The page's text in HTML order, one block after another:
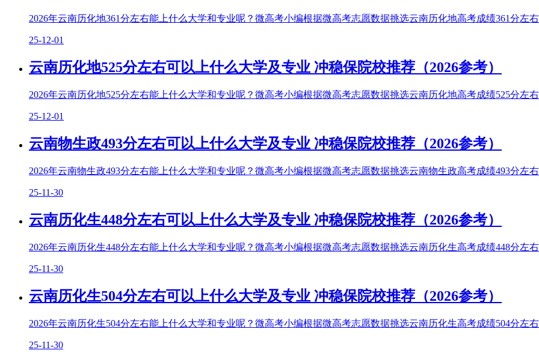
2026年云南历化地361分左右能上什么大学和专业呢？微高考小编根据微高考志愿数据挑选云南历化地高考成绩361分左
25-12-01
云南历化地525分左右可以上什么大学及专业 冲稳保院校推荐（2026参考）
2026年云南历化地525分左右能上什么大学和专业呢？微高考小编根据微高考志愿数据挑选云南历化地高考成绩525分左
25-12-01
云南物生政493分左右可以上什么大学及专业 冲稳保院校推荐（2026参考）
2026年云南物生政493分左右能上什么大学和专业呢？微高考小编根据微高考志愿数据挑选云南物生政高考成绩493分左
25-11-30
云南历化生448分左右可以上什么大学及专业 冲稳保院校推荐（2026参考）
2026年云南历化生448分左右能上什么大学和专业呢？微高考小编根据微高考志愿数据挑选云南历化生高考成绩448分左
25-11-30
云南历化生504分左右可以上什么大学及专业 冲稳保院校推荐（2026参考）
2026年云南历化生504分左右能上什么大学和专业呢？微高考小编根据微高考志愿数据挑选云南历化生高考成绩504分左
25-11-30